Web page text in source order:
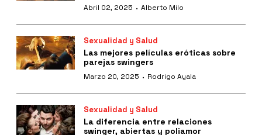
Abril 02, 2025 · Alberto Milo
Sexualidad y Salud
Las mejores películas eróticas sobre
parejas swingers
Marzo 20, 2025 · Rodrigo Ayala
Sexualidad y Salud
La diferencia entre relaciones
swinger, abiertas y poliamor